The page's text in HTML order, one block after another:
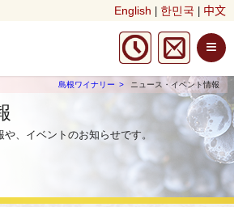
English 한민국 中文
≡
島根ワイナリー ニュース・イベント情報
や、イベントのお知らせです。